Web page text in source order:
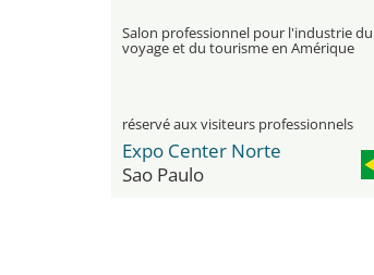
Salon professionnel pour l'industrie du
voyage et du tourisme en Amérique
latine
réservé aux visiteurs professionnels
Expo Center Norte
Sao Paulo